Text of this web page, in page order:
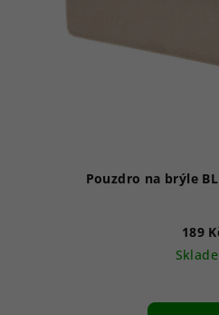
Pouzdro na brýle
189